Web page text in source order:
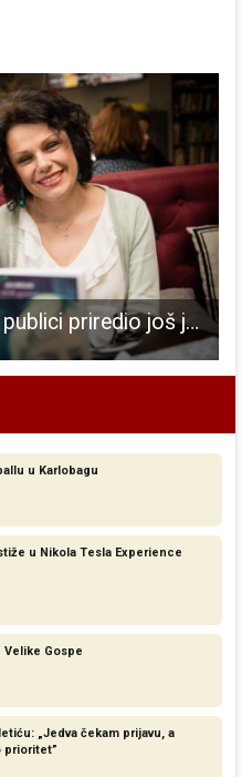
Book caffe Paradiso publici priredio još jednu ugodnu književnu večer
u Karlobagu
u Nikola Tesla Experience
Velike Gospe
„Jedva čekam prijavu, a
prioritet”